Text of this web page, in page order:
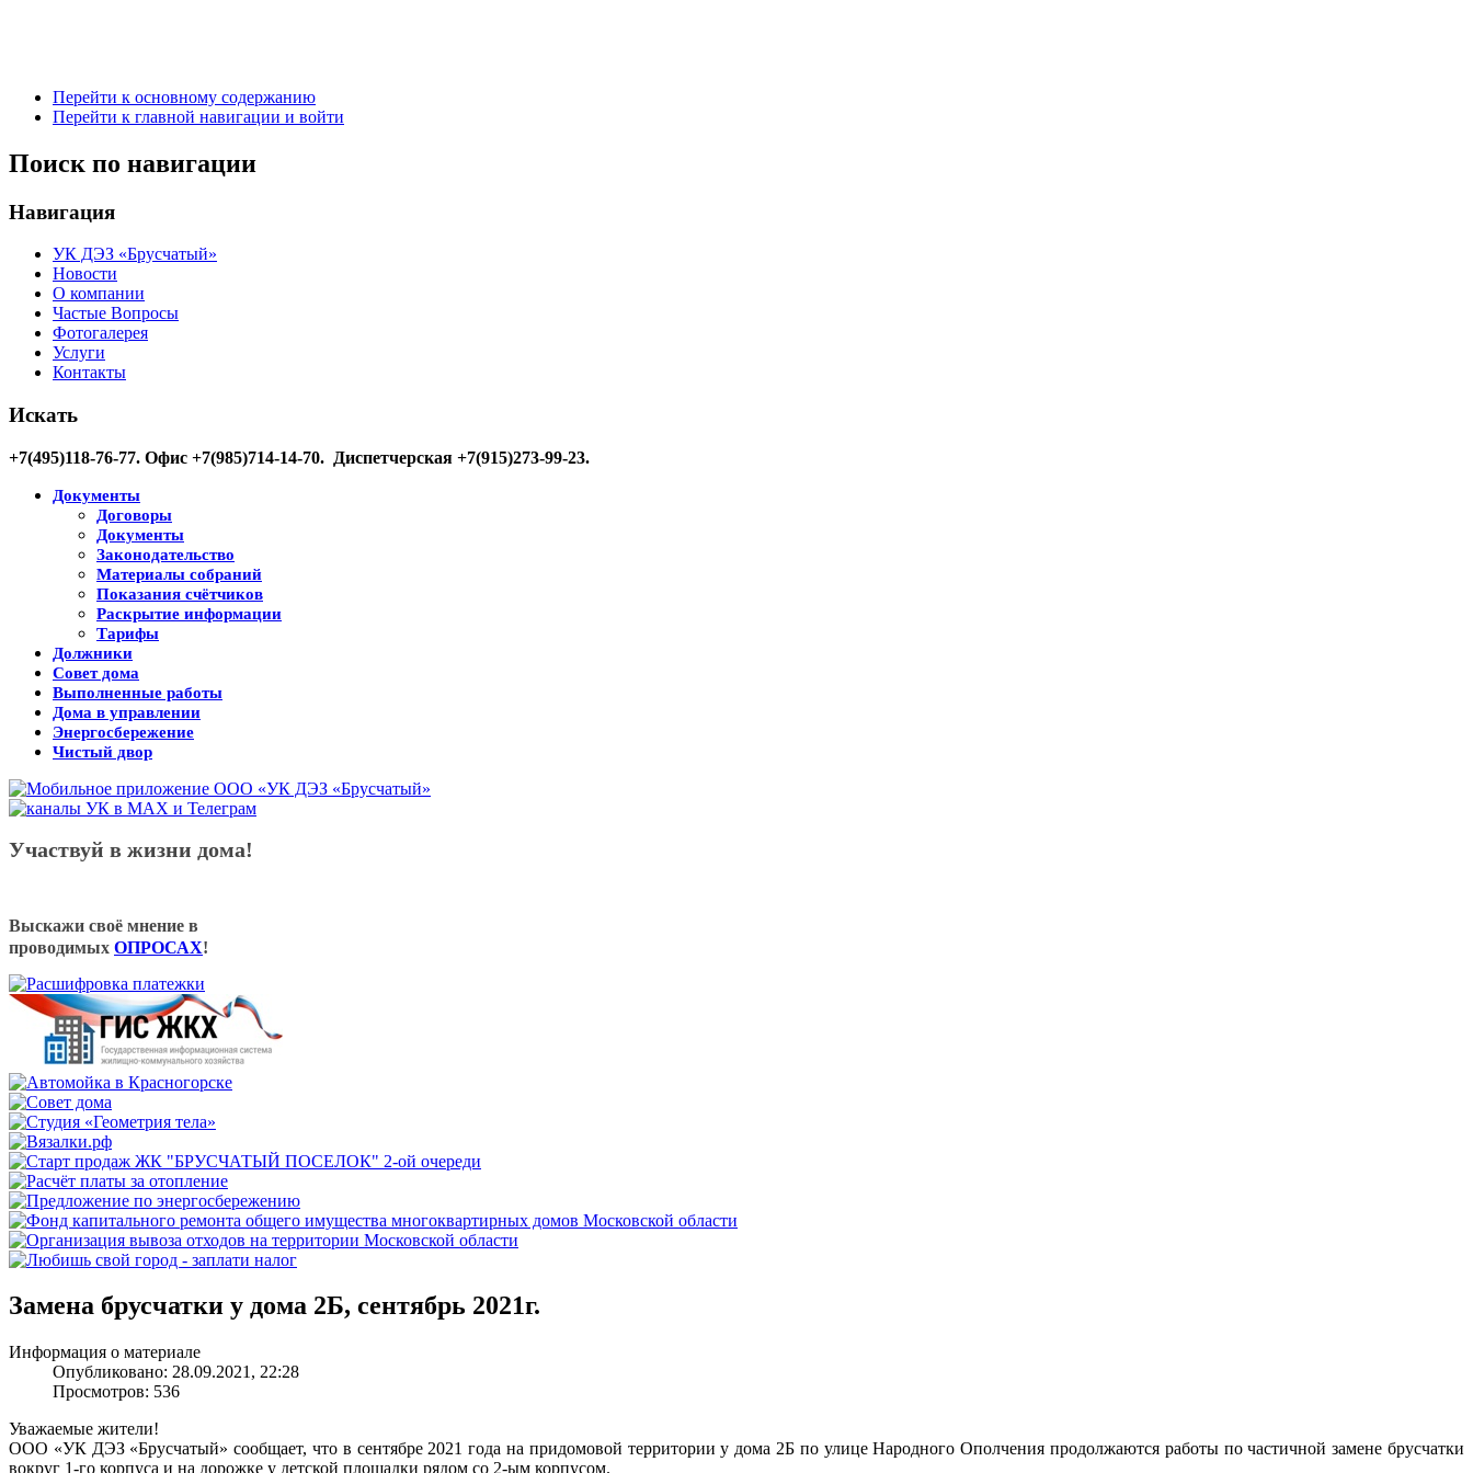
Перейти к основному содержанию
Перейти к главной навигации и войти
Поиск по навигации
Навигация
УК ДЭЗ «Брусчатый»
Новости
О компании
Частые Вопросы
Фотогалерея
Услуги
Контакты
Искать
+7(495)118-76-77. Офис +7(985)714-14-70. Диспетчерская +7(915)273-99-23.
Документы
Договоры
Документы
Законодательство
Материалы собраний
Показания счётчиков
Раскрытие информации
Тарифы
Должники
Совет дома
Выполненные работы
Дома в управлении
Энергосбережение
Чистый двор
Участвуй в жизни дома!
Выскажи своё мнение в
проводимых ОПРОСАХ!
Замена брусчатки у дома 2Б, сентябрь 2021г.
Информация о материале
Опубликовано: 28.09.2021, 22:28
Просмотров: 536
Уважаемые жители!
ООО «УК ДЭЗ «Брусчатый» сообщает, что в сентябре 2021 года на придомовой территории у дома 2Б по улице Народного Ополчения продолжаются работы по частичной замене брусчатки
вокруг 1-го корпуса и на дорожке у детской площадки рядом со 2-ым корпусом.